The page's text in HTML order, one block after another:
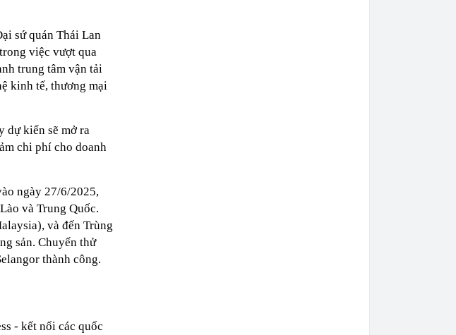
sứ quán Thái Lan
việc vượt qua
trung tâm vận tải
kinh tế, thương mại
dự kiến sẽ mở ra
chi phí cho doanh
ngày 27/6/2025,
và Trung Quốc.
và đến Trùng
sản. Chuyến thử
thành công.
- kết nối các quốc